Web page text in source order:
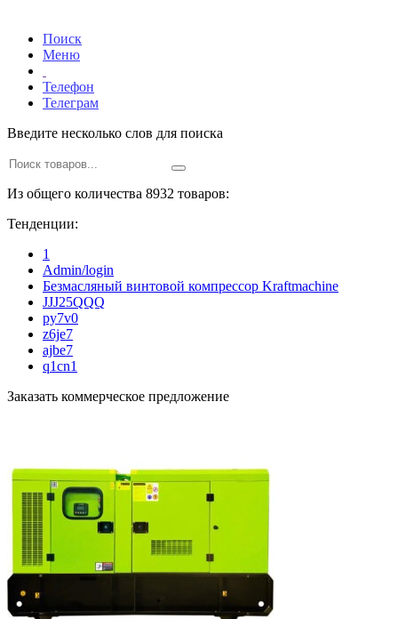
Поиск
Меню
Телефон
Телеграм
Введите несколько слов для поиска
Из общего количества 8932 товаров:
Тенденции:
1
Admin/login
Безмасляный винтовой компрессор Kraftmaсhine
JJJ25QQQ
py7v0
z6je7
ajbe7
q1cn1
Заказать коммерческое предложение